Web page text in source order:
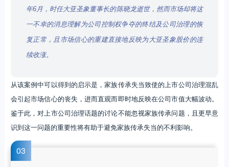
年6月，时任大亚圣象董事长的陈晓龙逝世，然而市场却将这
一不幸的消息理解为公司控制权争夺的终结及公司治理的恢
复正常，且市场信心的重建直接地反映为大亚圣象股价的连
续收涨。
从该案例中可以得到的启示是，家族传承失当致使的上市公司治理混乱
会引起市场信心的丧失，进而直观而即时地反映在公司市值大幅波动。
鉴于此，对上市公司治理话题的讨论不能忽视家族传承问题，且更早意
识到这一问题的重要性将有助于避免家族传承失当的不利影响。
03